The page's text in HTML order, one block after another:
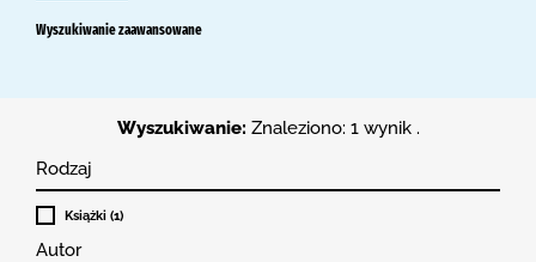
Wyszukiwanie zaawansowane
Wyszukiwanie: Znaleziono: 1 wynik .
Rodzaj
Książki (1)
Autor